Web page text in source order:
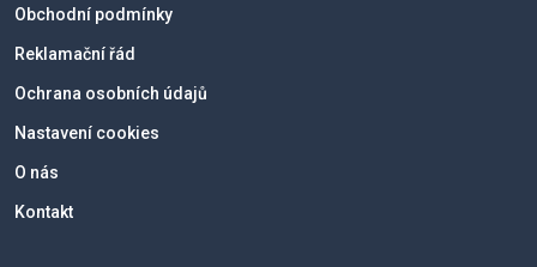
Obchodní podmínky
Reklamační řád
Ochrana osobních údajů
Nastavení cookies
O nás
Kontakt